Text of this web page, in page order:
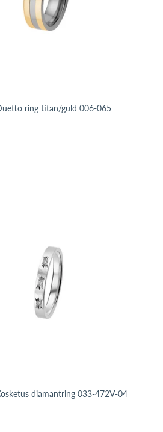
ring titan/guld 006-065
diamantring 033-472V-04